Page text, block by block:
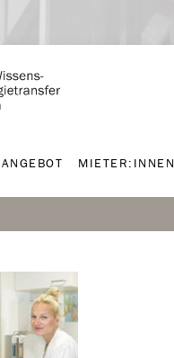
ANGEBOT
ANGEBOT MIETER:INNEN